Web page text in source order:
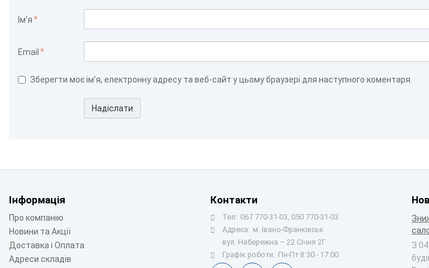
Ім'я
Email
Зберегти моє ім’я, електронну адресу та веб-сайт у цьому браузері для наступного коментаря.
Надіслати
Інформація
Про компанію
Новини та Акції
Доставка і Оплата
Адреси складів
Контакти
Тел: 067 770-31-03, 050 770-31-03
Адреса: м. Івано-Франківськ
вул. Набережна – 22 Січня 2Г
Графік роботи: Пн-Пт 8:30 - 17:00
З